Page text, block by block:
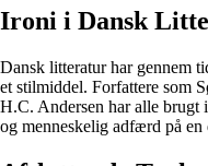
Ironi i Dansk
Dansk litteratur har gennem
et stilmiddel. Forfattere som
H.C. Andersen har alle brugt
og menneskelig adfærd på en